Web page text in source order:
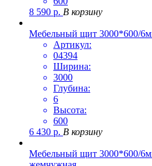
8 590 р. В корзину
Мебельный щит 3000*600/
Артикул:
04394
Ширина:
3000
Глубина:
6
Высота:
600
6 430 р. В корзину
Мебельный щит 3000*600/